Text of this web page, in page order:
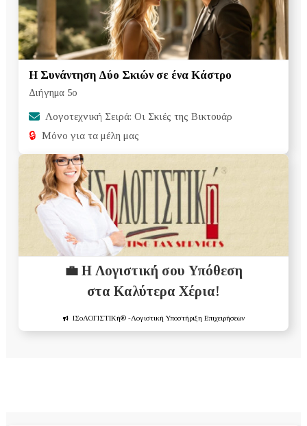
Η Συνάντηση Δύο Σκιών σε ένα Κάστρο
Διήγημα 5ο
Λογοτεχνική Σειρά: Οι Σκιές της Βικτουάρ
🔒 Μόνο για τα μέλη μας
💼 Η Λογιστική σου Υπόθεση
στα Καλύτερα Χέρια!
ΙΣοΛΟΓΙΣΤΙΚή®-Λογιστική Υποστήριξη Επιχειρήσεων